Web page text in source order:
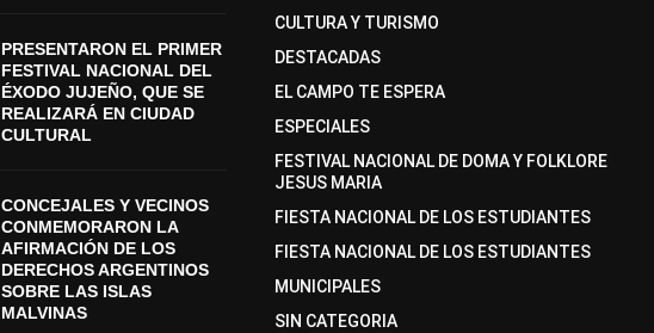
PRESENTARON EL PRIMER
FESTIVAL NACIONAL DEL
ÉXODO JUJEÑO, QUE SE
REALIZARÁ EN CIUDAD
CULTURAL
CONCEJALES Y VECINOS
CONMEMORARON LA
AFIRMACIÓN DE LOS
DERECHOS ARGENTINOS
SOBRE LAS ISLAS
MALVINAS
CULTURA Y TURISMO
DESTACADAS
EL CAMPO TE ESPERA
ESPECIALES
FESTIVAL NACIONAL DE DOMA Y FOLKLORE
JESUS MARIA
FIESTA NACIONAL DE LOS ESTUDIANTES
FIESTA NACIONAL DE LOS ESTUDIANTES
MUNICIPALES
SIN CATEGORIA